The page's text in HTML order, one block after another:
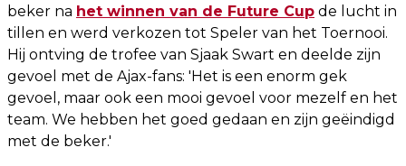
beker na het winnen van de Future Cup de lucht in
tillen en werd verkozen tot Speler van het Toernooi.
Hij ontving de trofee van Sjaak Swart en deelde zijn
gevoel met de Ajax-fans: 'Het is een enorm gek
gevoel, maar ook een mooi gevoel voor mezelf en het
team. We hebben het goed gedaan en zijn geëindigd
met de beker.'